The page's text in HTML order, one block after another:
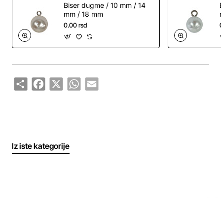
Biser dugme / 10 mm / 14
mm / 18 mm
0.00 rsd
ShareFacebook
X WhatsApp
Email
Iz iste kategorije